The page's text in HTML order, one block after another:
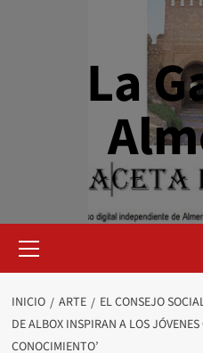
La
primario
INICIO ARTE
EL CONSEJO
DE ALBOX INSPIRAN A LOS
CONOCIMIENTO’